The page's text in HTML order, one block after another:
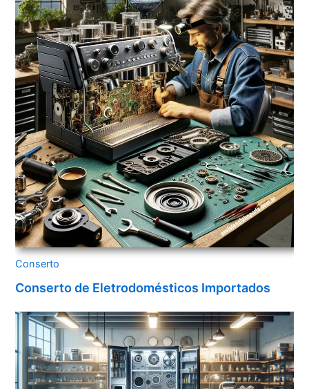
Conserto
Conserto de Eletrodomésticos Importados